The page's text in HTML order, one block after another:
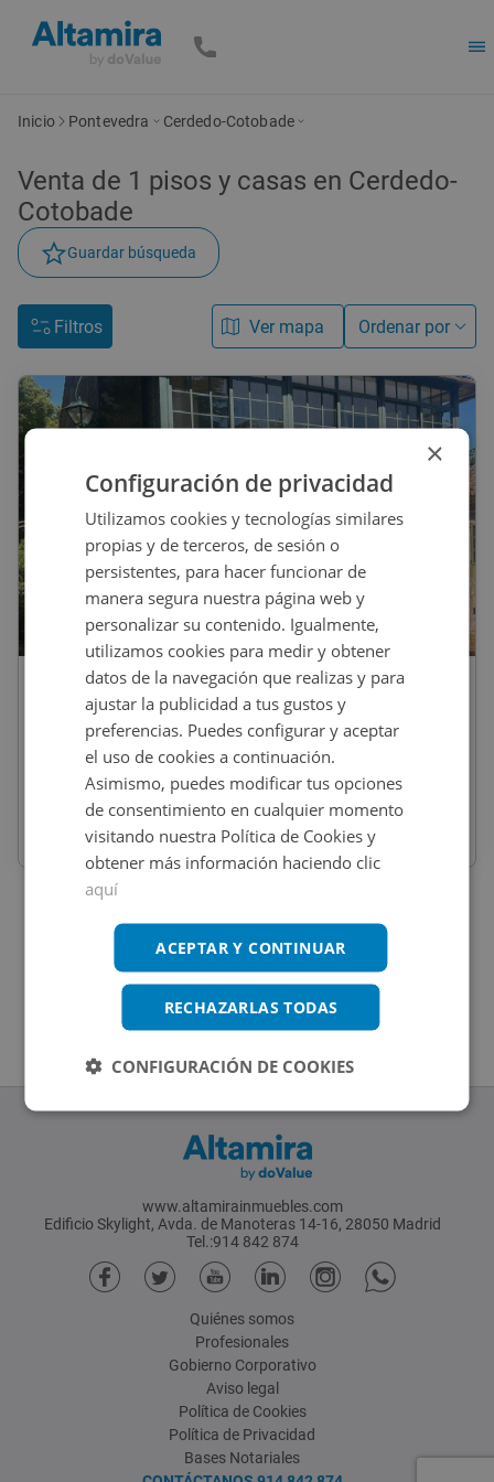
Inicio Pontevedra Cerdedo-Cotobade
Venta de 1 pisos y casas en Cerdedo-
Cotobade
Guardar búsqueda
Filtros Ver mapa Ordenar por
39
375.000€
Casa En Venta En O OUTEIRO, Cerdedo-
Cotobade
2304_0026_PE0001
4 habs2 baños
www.altamirainmuebles.com
Edificio Skylight, Avda. de Manoteras 14-16, 28050 Madrid
Tel.:914 842 874
Quiénes somos
Profesionales
Gobierno Corporativo
Aviso legal
Política de Cookies
Política de Privacidad
Bases Notariales
×
Configuración de privacidad
Utilizamos cookies y tecnologías similares
propias y de terceros, de sesión o
persistentes, para hacer funcionar de
manera segura nuestra página web y
personalizar su contenido. Igualmente,
utilizamos cookies para medir y obtener
datos de la navegación que realizas y para
ajustar la publicidad a tus gustos y
preferencias. Puedes configurar y aceptar
el uso de cookies a continuación.
Asimismo, puedes modificar tus opciones
de consentimiento en cualquier momento
visitando nuestra Política de Cookies y
obtener más información haciendo clic
aquí
ACEPTAR Y CONTINUAR
RECHAZARLAS TODAS
CONFIGURACIÓN DE COOKIES